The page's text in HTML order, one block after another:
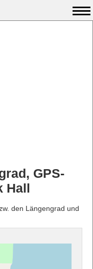
GPS-
Hall
den Längengrad und